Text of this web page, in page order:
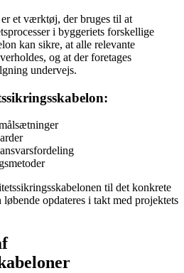
et værktøj, der bruges til at
i byggeriets forskellige
kan sikre, at alle relevante
og at der foretages
undervejs.
til det konkrete
opdateres i takt med projektets